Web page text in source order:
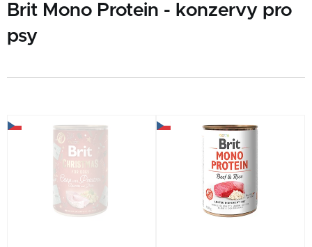
Brit Mono Protein - konzervy pro
psy
V